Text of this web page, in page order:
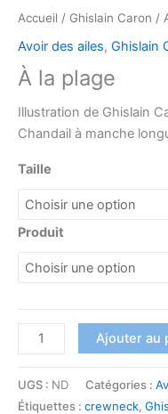
Accueil / Ghislain Caron /
Avoir des ailes, Ghislain
À la plage
Illustration de Ghislain
Chandail à manche
Taille
Produit
Ajouter au
UGS : ND Catégories :
Étiquettes : crewneck,